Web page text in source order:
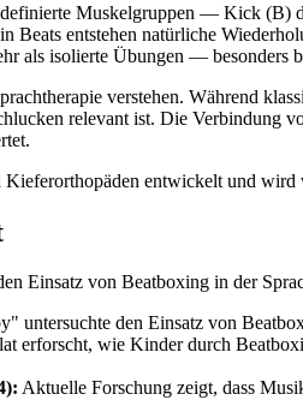
definierte Muskelgruppen — Kick (B)
Beats entstehen natürliche
als isolierte Übungen — besonders
verstehen. Während
relevant ist. Die
entwickelt und
Einsatz von Beatboxing in der
untersuchte den Einsatz von
erforscht, wie Kinder durch
Aktuelle Forschung zeigt, dass